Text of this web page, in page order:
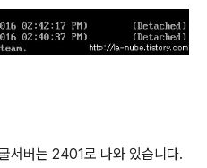
서버는 2401로 나와 있습니다.